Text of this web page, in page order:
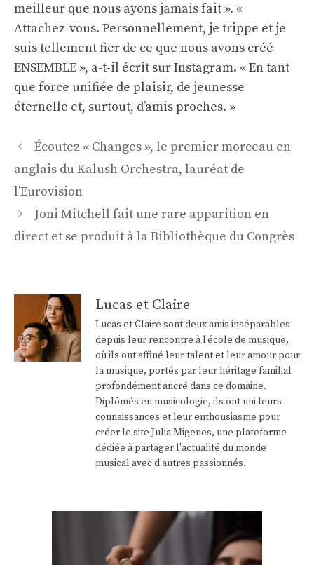
meilleur que nous ayons jamais fait ». «
Attachez-vous. Personnellement, je trippe et je
suis tellement fier de ce que nous avons créé
ENSEMBLE », a-t-il écrit sur Instagram. « En tant
que force unifiée de plaisir, de jeunesse
éternelle et, surtout, d’amis proches. »
Navigation
des
articles
Écoutez « Changes », le premier morceau en
anglais du Kalush Orchestra, lauréat de
l’Eurovision
Joni Mitchell fait une rare apparition en
direct et se produit à la Bibliothèque du Congrès
Lucas et Claire
Lucas et Claire sont deux amis inséparables
depuis leur rencontre à l'école de musique,
où ils ont affiné leur talent et leur amour pour
la musique, portés par leur héritage familial
profondément ancré dans ce domaine.
Diplômés en musicologie, ils ont uni leurs
connaissances et leur enthousiasme pour
créer le site Julia Migenes, une plateforme
dédiée à partager l'actualité du monde
musical avec d'autres passionnés.